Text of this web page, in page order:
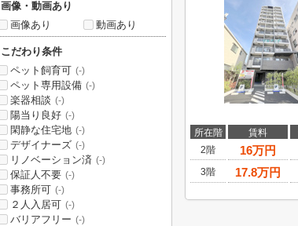
所在階 賃料
2階
16万円
3階
17.8万円
画像・動画あり
画像あり
動画あり
こだわり条件
ペット飼育可 (-)
ペット専用設備 (-)
楽器相談 (-)
陽当り良好 (-)
閑静な住宅地 (-)
デザイナーズ (-)
リノベーション済 (-)
保証人不要 (-)
事務所可 (-)
２人入居可 (-)
バリアフリー (-)